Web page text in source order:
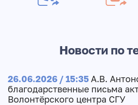
Новости по
26.06.2026 / 15:35 А.В.
благодарственные письма
Волонтёрского центра СГУ